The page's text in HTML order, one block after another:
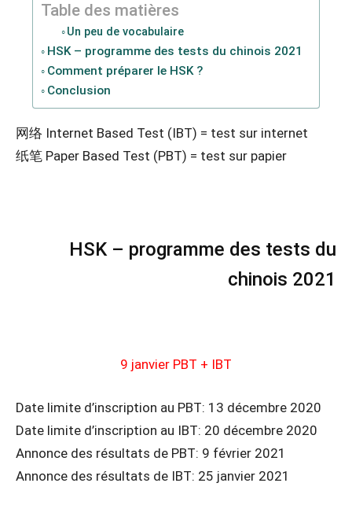
Table des matières
Un peu de vocabulaire
HSK – programme des tests du chinois 2021
Comment préparer le HSK ?
Conclusion
网络 Internet Based Test (IBT) = test sur internet
纸笔 Paper Based Test (PBT) = test sur papier
HSK – programme des tests du
chinois 2021
9 janvier PBT + IBT
Date limite d’inscription au PBT: 13 décembre 2020
Date limite d’inscription au IBT: 20 décembre 2020
Annonce des résultats de PBT: 9 février 2021
Annonce des résultats de IBT: 25 janvier 2021